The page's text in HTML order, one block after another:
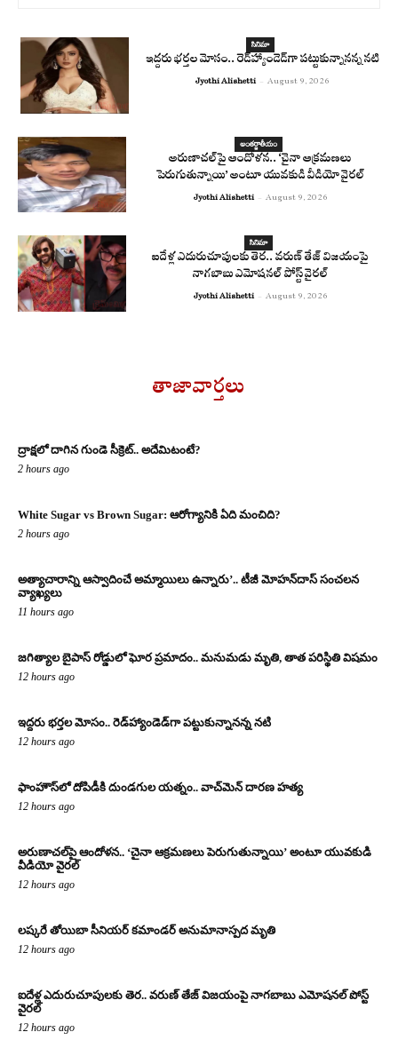
సినిమా
ఇద్దరు భర్తల మోసం.. రెడ్‌హ్యాండెడ్‌గా పట్టుకున్నానన్న నటి
Jyothi Alishetti - August 9, 2026
అంతర్జాతీయం
అరుణాచల్‌పై ఆందోళన.. ‘చైనా ఆక్రమణలు
పెరుగుతున్నాయి’ అంటూ యువకుడి వీడియో వైరల్
Jyothi Alishetti - August 9, 2026
సినిమా
ఐదేళ్ల ఎదురుచూపులకు తెర.. వరుణ్ తేజ్ విజయంపై
నాగబాబు ఎమోషనల్ పోస్ట్ వైరల్
Jyothi Alishetti - August 9, 2026
తాజావార్తలు
ద్రాక్షలో దాగిన గుండె సీక్రెట్.. అదేమిటంటే?
2 hours ago
White Sugar vs Brown Sugar: ఆరోగ్యానికి ఏది మంచిది?
2 hours ago
అత్యాచారాన్ని ఆస్వాదించే అమ్మాయిలు ఉన్నారు’.. టీజీ మోహన్‌దాస్‌ సంచలన
వ్యాఖ్యలు
11 hours ago
జగిత్యాల బైపాస్‌ రోడ్డులో ఘోర ప్రమాదం.. మనుమడు మృతి, తాత పరిస్థితి విషమం
12 hours ago
ఇద్దరు భర్తల మోసం.. రెడ్‌హ్యాండెడ్‌గా పట్టుకున్నానన్న నటి
12 hours ago
ఫాంహౌస్‌లో దోపిడీకి దుండగుల యత్నం.. వాచ్‌మెన్‌ దారణ హత్య
12 hours ago
అరుణాచల్‌పై ఆందోళన.. ‘చైనా ఆక్రమణలు పెరుగుతున్నాయి’ అంటూ యువకుడి
వీడియో వైరల్
12 hours ago
లష్కరే తోయిబా సీనియర్ కమాండర్ అనుమానాస్పద మృతి
12 hours ago
ఐదేళ్ల ఎదురుచూపులకు తెర.. వరుణ్ తేజ్ విజయంపై నాగబాబు ఎమోషనల్ పోస్ట్
వైరల్
12 hours ago